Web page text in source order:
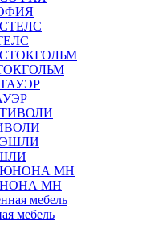
МН
мебель